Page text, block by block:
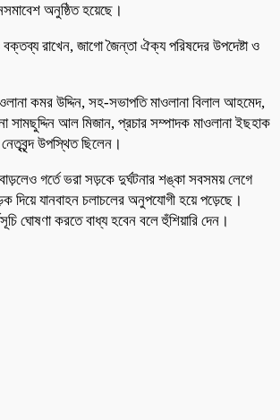
অনুষ্ঠিত হয়েছে।
রাখেন, জাগো জৈন্তা ঐক্য পরিষদের উপদেষ্টা ও
কমর উদ্দিন, সহ-সভাপতি মাওলানা বিলাল আহমেদ,
সামছুদ্দিন আল মিজান, প্রচার সম্পাদক মাওলানা ইছহাক
উপস্থিত ছিলেন।
বাড়লেও গর্তে ভরা সড়কে দুর্ঘটনার শঙ্কা সবসময় লেগে
দিয়ে যানবাহন চলাচলের অনুপযোগী হয়ে পড়েছে।
ঘোষণা করতে বাধ্য হবেন বলে হুঁশিয়ারি দেন।